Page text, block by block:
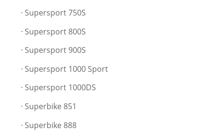
· Supersport750S
· Supersport800S
· Supersport900S
· Supersport1000 Sport
· Supersport 1000DS
· Superbike 851
· Superbike 888